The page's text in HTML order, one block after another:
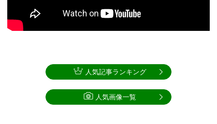
人気記事ランキング
人気画像一覧